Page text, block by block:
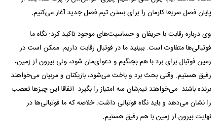
پایان فصل سریعا کارمان را برای بستن تیم فصل جدید آغاز می‌کنیم.
وی درباره رقابت با حریفان و حساسیت‌های موجود تاکید کرد: نگاه ما
فوتبالی‌ها متفاوت است. ببینید ما در فوتبال رقابت داریم. ممکن است در
زمین فوتبال برای برد با هم بجنگیم و دعوای‌مان شود، ولی بیرون از زمین،
رفیق هستیم. وقتی بحث برد و باخت می‌شود، بازیکنان و مربیان می‌خواهند
برنده باشند. می‌خواهند تیم‌شان سه امتیاز را بگیرد. اتفاقا این چیز‌ها تعصب
را نشان می‌دهد و باید نگاه فوتبالی داشت. خلاصه که ما فوتبالی‌ها در
نهایت بیرون از زمین با هم رفیق هستیم.